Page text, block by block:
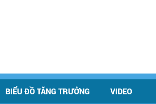
BIỂU ĐỒ TĂNG TRƯỞNG VIDEO